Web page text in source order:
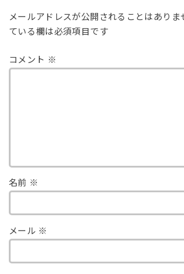
メールアドレスが公開されることはありま
ている欄は必須項目です
コメント ※
名前 ※
メール ※